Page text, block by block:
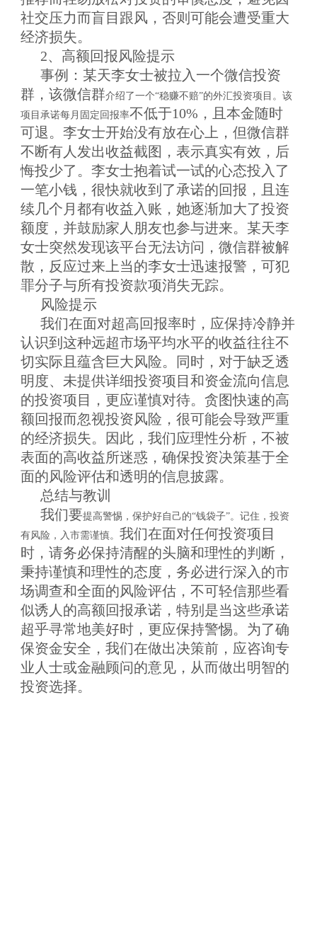
社交压力而盲目跟风，否则可能会遭受重大
经济损失。
2、 高额回报风险提示
事例 ： 某天李女士被拉入一个微信投资
群 ， 该微信群介绍了一个“稳赚不赔”的外汇投资项目。该
项目承诺每月固定回报率不低于10%，且本金随时
可退。李女士开始没有放在心上，但微信群
不断有人发出收益截图，表示真实有效，后
悔投少了。李女士抱着试一试的心态投入了
一笔小钱 ，很快就收到了承诺的回报 ， 且连
续几个月都有收益入账， 她逐渐加大了投资
额度，并鼓励家人 朋友也参与进来。 某天李
女士突然发现该平台无法访问， 微信群被解
散，反应过来上当的李女士迅速报警，可犯
罪分子与所有投资款项消失无踪。
风险提示
我们在面对超高回报率时，应保持冷静并
认识到这种远超市场平均水平的收益往往不
切实际且蕴含巨大风险。同时，对于缺乏透
明度、未提供详细投资项目和资金流向信息
的投资项目，更应谨慎对待。贪图快速的高
额回报而忽视投资风险，很可能会导致严重
的经济损失。因此， 我们应理性分析，不被
表面的高收益所迷惑，确保投资决策基于全
面的风险评估和透明的信息披露。
总结与教训
我们要提高警惕，保护好自己的“钱袋子”。记住，投资
有风险，入市需谨慎。 我们在面对任何投资项目
时，请务必保持清醒的头脑和理性的判断，
秉持谨慎和理性的态度，务必进行深入的市
场调查和全面的风险评估，不可轻信那些看
似诱人的高额回报承诺，特别是当这些承诺
超乎寻常地美好时，更应保持警惕。为了确
保资金安全， 我们在做出决策前，应咨询专
业人士或金融顾问的意见，从而做出明智的
投资选择。